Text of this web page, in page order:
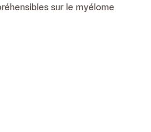
sur le myélome